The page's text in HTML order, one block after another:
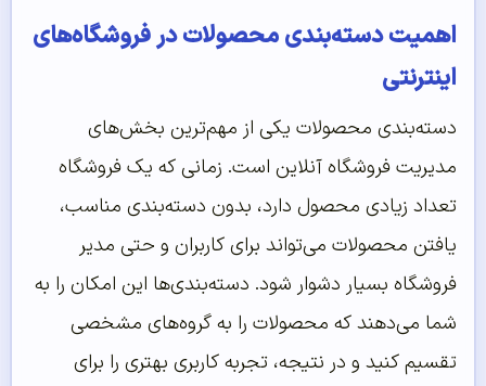
اهمیت دسته‌‌بندی محصولات در فروشگاه‌‌های
اینترنتی
دسته‌بندی محصولات یکی از مهم‌ترین بخش‌های
مدیریت فروشگاه آنلاین است. زمانی که یک فروشگاه
تعداد زیادی محصول دارد، بدون دسته‌بندی مناسب،
یافتن محصولات می‌تواند برای کاربران و حتی مدیر
فروشگاه بسیار دشوار شود. دسته‌بندی‌ها این امکان را به
شما می‌دهند که محصولات را به گروه‌های مشخصی
تقسیم کنید و در نتیجه، تجربه کاربری بهتری را برای